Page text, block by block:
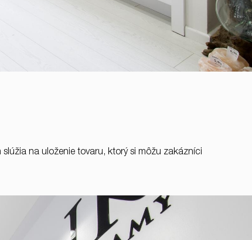
na uloženie tovaru, ktorý si môžu zakázníci